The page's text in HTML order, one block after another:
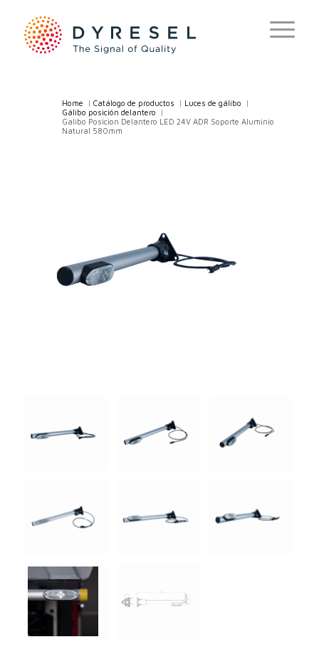
Home /Catálogo de productos Luces de gálibo
Gálibo posición delantero
Galibo Posicion Delantero LED 24V ADR Soporte Aluminio
Natural 580mm